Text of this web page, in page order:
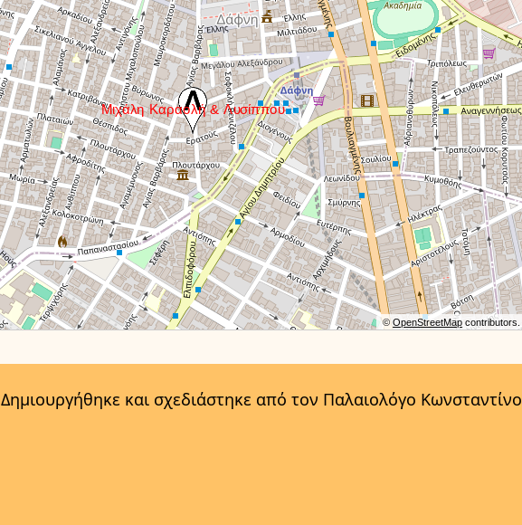
©OpenStreetMap contributors.
Δημιουργήθηκε και σχεδιάστηκε από τον Παλαιολόγο Κωνσταντίνο